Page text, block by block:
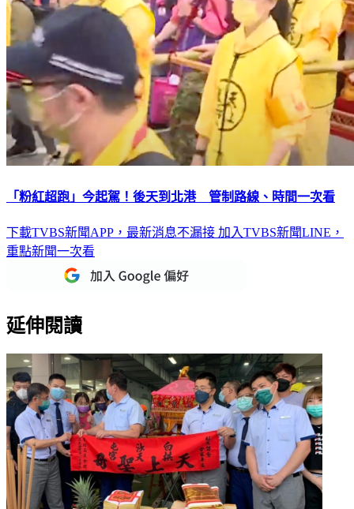
「粉紅超跑」今起駕！後天到北港 管制路線、時間一次看
下載TVBS新聞APP，最新消息不漏接 加入TVBS新聞LINE，
重點新聞一次看
延伸閱讀